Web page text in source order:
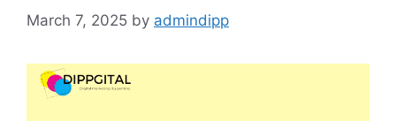
March 7, 2025 by admindipp